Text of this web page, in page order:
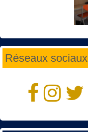
Réseaux sociaux